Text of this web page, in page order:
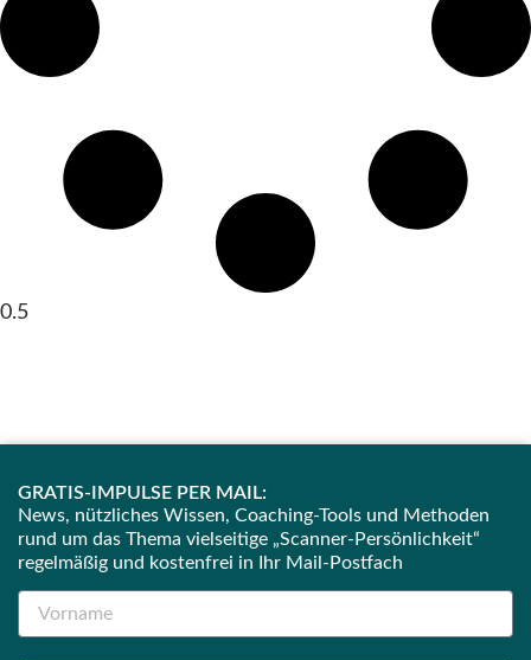
GRATIS-IMPULSE PER MAIL:
News, nützliches Wissen, Coaching-Tools und Methoden
rund um das Thema vielseitige „Scanner-Persönlichkeit“
regelmäßig und kostenfrei in Ihr Mail-Postfach